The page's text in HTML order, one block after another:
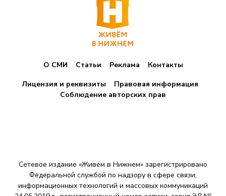
О СМИ Статьи Реклама
Контакты
Лицензия и реквизиты
Правовая информация
Соблюдение авторских прав
Сетевое издание «Живём в Нижнем» зарегистрировано
Федеральной службой по надзору в сфере связи,
информационных технологий и массовых коммуникаций